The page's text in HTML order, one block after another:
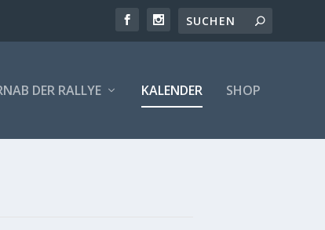
DER RALLYE KALENDER SHOP